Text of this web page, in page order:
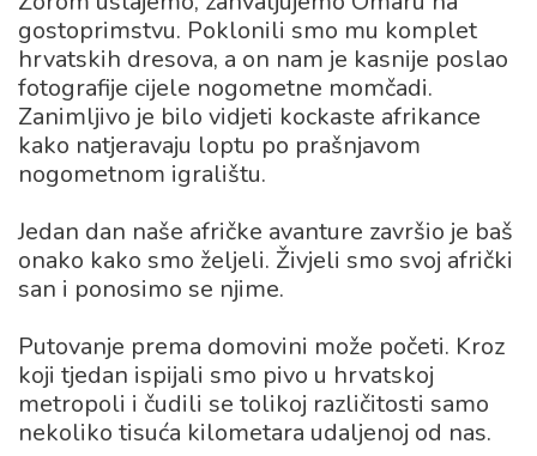
gostoprimstvu. Poklonili smo mu komplet
hrvatskih dresova, a on nam je kasnije poslao
fotografije cijele nogometne momčadi.
Zanimljivo je bilo vidjeti kockaste afrikance
kako natjeravaju loptu po prašnjavom
nogometnom igralištu.
Jedan dan naše afričke avanture završio je baš
onako kako smo željeli. Živjeli smo svoj afrički
san i ponosimo se njime.
Putovanje prema domovini može početi. Kroz
koji tjedan ispijali smo pivo u hrvatskoj
metropoli i čudili se tolikoj različitosti samo
nekoliko tisuća kilometara udaljenoj od nas.